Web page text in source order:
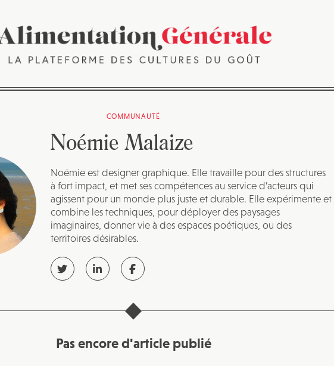
COMMUNAUTÉ
Noémie Malaize
Noémie est designer graphique. Elle travaille pour des structures
à fort impact, et met ses compétences au service d’acteurs qui
agissent pour un monde plus juste et durable. Elle expérimente et
combine les techniques, pour déployer des paysages
imaginaires, donner vie à des espaces poétiques, ou des
territoires désirables.
Pas encore d'article publié